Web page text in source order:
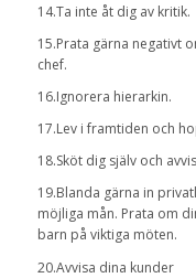
14.Ta inte åt dig av kritik.
15.Prata gärna negativt
chef.
16.Ignorera hierarkin.
17.Lev i framtiden och
18.Sköt dig själv och
19.Blanda gärna in
möjliga mån. Prata om
barn på viktiga möten.
20.Avvisa dina kunder